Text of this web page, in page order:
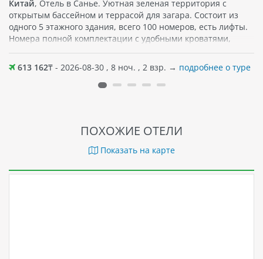
Китай, Отель в Санье. Уютная зеленая территория с
открытым бассейном и террасой для загара. Состоит из
одного 5 этажного здания, всего 100 номеров, есть лифты.
Номера полной комплектации с удобными кроватями,
есть балконы с отличным видом. Песчаный пляж в
шаговой доступности от отеля. На территории работает
ресторан. Хороший вариант для спокойного пляжного
613 162₸ - 2026-08-30 , 8 ноч. , 2 взр. → подробнее о туре
ПОХОЖИЕ ОТЕЛИ
Показать на карте